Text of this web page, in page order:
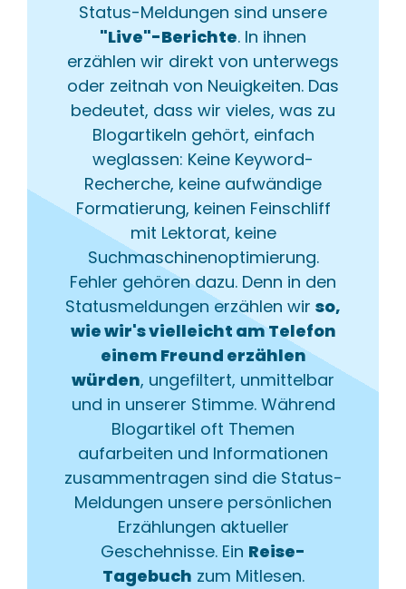
Status-Meldungen sind unsere
"Live"-Berichte. In ihnen
erzählen wir direkt von unterwegs
oder zeitnah von Neuigkeiten. Das
bedeutet, dass wir vieles, was zu
Blogartikeln gehört, einfach
weglassen: Keine Keyword-
Recherche, keine aufwändige
Formatierung, keinen Feinschliff
mit Lektorat, keine
Suchmaschinenoptimierung.
Fehler gehören dazu. Denn in den
Statusmeldungen erzählen wir so,
wie wir's vielleicht am Telefon
einem Freund erzählen
würden, ungefiltert, unmittelbar
und in unserer Stimme. Während
Blogartikel oft Themen
aufarbeiten und Informationen
zusammentragen sind die Status-
Meldungen unsere persönlichen
Erzählungen aktueller
Geschehnisse. Ein Reise-
Tagebuch zum Mitlesen.